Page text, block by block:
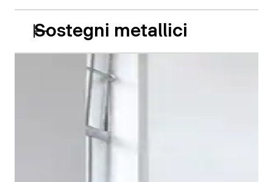
Sostegni metallici